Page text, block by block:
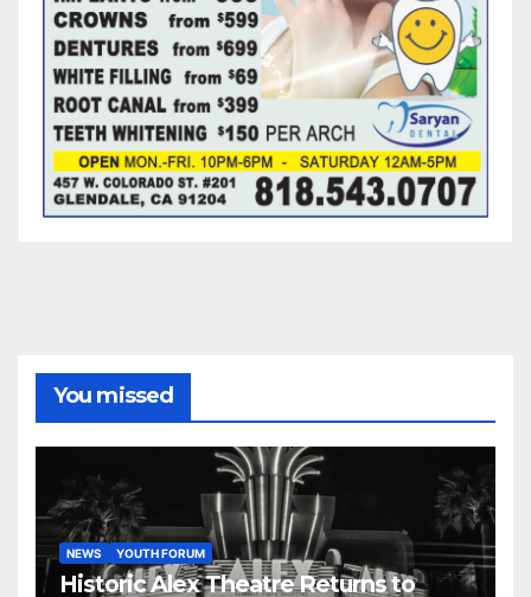
You missed
NEWS YOUTH FORUM
Historic Alex Theatre Returns to